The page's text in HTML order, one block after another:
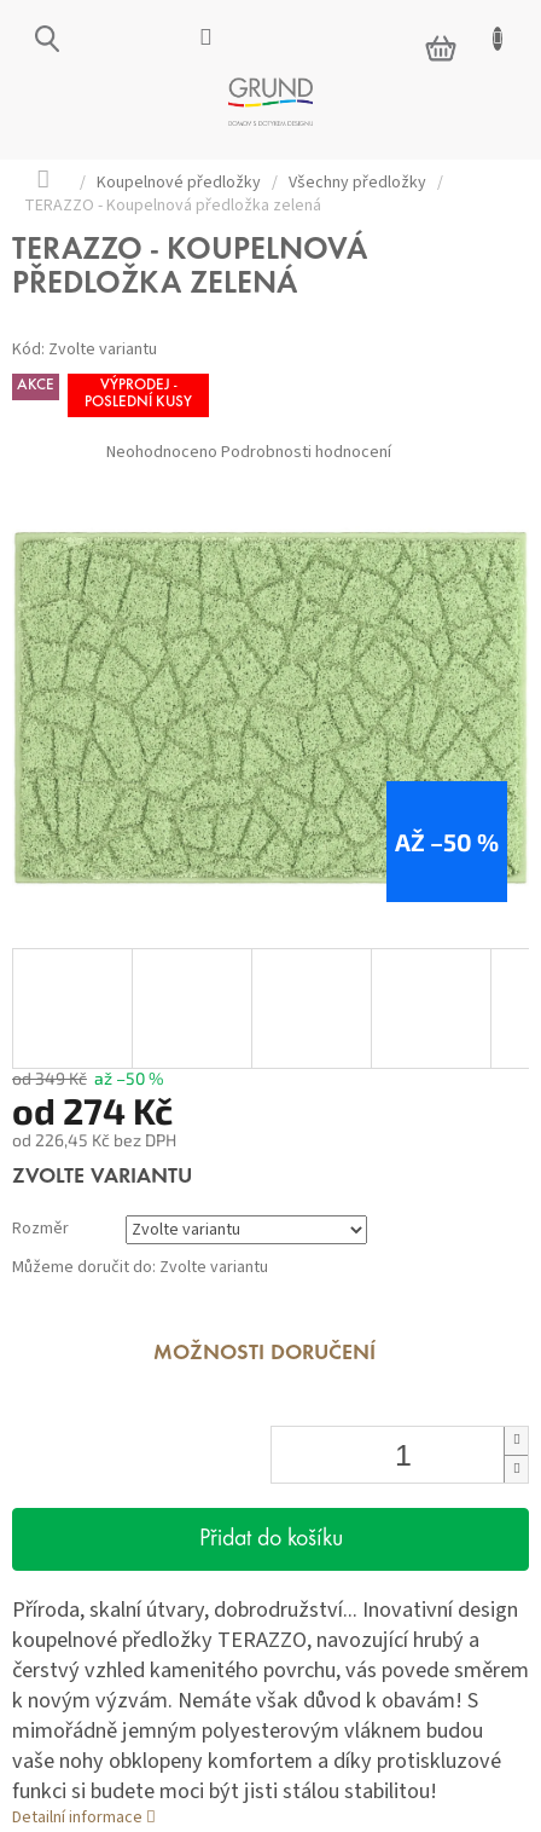
NÁKUPNÍ
KOŠÍK
Domů
/ Koupelnové předložky / Všechny předložky /
TERAZZO - Koupelnová předložka zelená
TERAZZO - KOUPELNOVÁ
PŘEDLOŽKA ZELENÁ
Kód: Zvolte variantu
AKCE
VÝPRODEJ -
POSLEDNÍ KUSY
Průměrné
hodnocení
hvězdiček.
Neohodnoceno Podrobnosti hodnocení
AŽ –50 %
od 349 Kč až –50 %
od 274 Kč
od 226,45 Kč bez DPH
Měrná
ZVOLTE VARIANTU
Rozměr
Můžeme doručit do: Zvolte variantu
MOŽNOSTI DORUČENÍ
Přidat do košíku
Příroda, skalní útvary, dobrodružství... Inovativní design
koupelnové předložky TERAZZO, navozující hrubý a
čerstvý vzhled kamenitého povrchu, vás povede směrem
k novým výzvám. Nemáte však důvod k obavám! S
mimořádně jemným polyesterovým vláknem budou
vaše nohy obklopeny komfortem a díky protiskluzové
funkci si budete moci být jisti stálou stabilitou!
Detailní informace